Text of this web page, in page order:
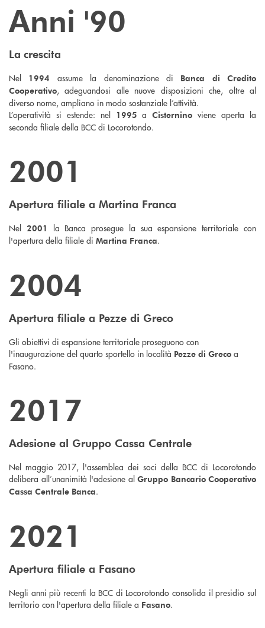
Anni '90
La crescita
Nel 1994 assume la denominazione di Banca di Credito
Cooperativo, adeguandosi alle nuove disposizioni che, oltre al
diverso nome, ampliano in modo sostanziale l’attività.
L’operatività si estende: nel 1995 aCisterninoviene aperta la
seconda filiale della BCC di Locorotondo.
2001
Apertura filiale a Martina Franca
Nel 2001
la Banca prosegue la sua espansione territoriale con
l'apertura della filiale di Martina Franca.
2004
Apertura filiale a Pezze di Greco
Gli obiettivi di espansione territoriale proseguono con
l'inaugurazione del quarto sportello in località Pezze di Greco a
Fasano.
2017
Adesione al Gruppo Cassa Centrale
Nel maggio 2017, l'assemblea dei soci della BCC di Locorotondo
delibera all’unanimità l'adesione al Gruppo Bancario Cooperativo
Cassa Centrale Banca.
2021
Apertura filiale a Fasano
Negli anni più recenti la BCC di Locorotondo consolida il presidio sul
territorio con l'apertura della filiale a Fasano.